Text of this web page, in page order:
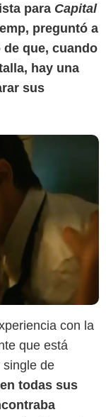
para Capital
preguntó a
que, cuando
hay una
sus
con la
que está
single de
todas sus